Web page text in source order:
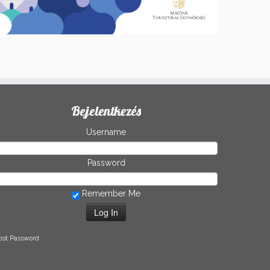
Bejelentkezés
Username
Password
Remember Me
Password